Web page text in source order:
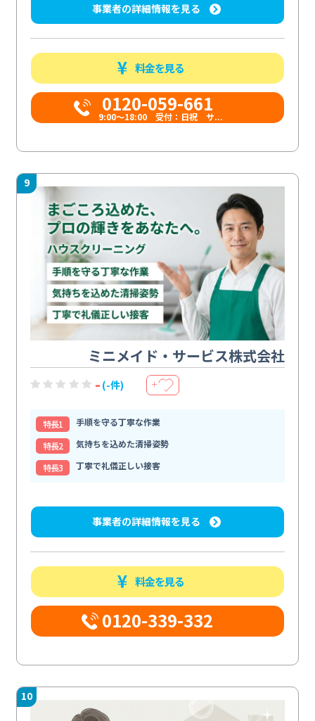
事業者の詳細情報を見る
料金を見る
0120-059-661
9:00〜18:00 受付：日祝 サ...
9
ミニメイド・サービス株式会社
- (-件) ＋
特⻑1
手順を守る丁寧な作業
特⻑2
気持ちを込めた清掃姿勢
特⻑3
丁寧で礼儀正しい接客
事業者の詳細情報を見る
料金を見る
0120-339-332
10